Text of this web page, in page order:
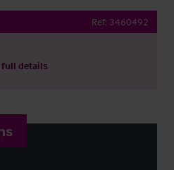
Ref: 3460492
details